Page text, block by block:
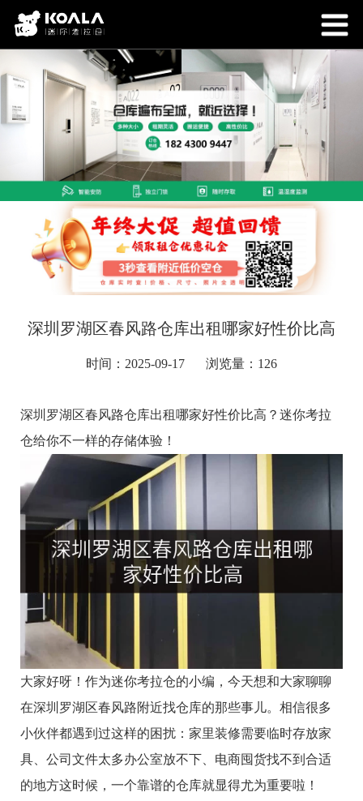
深圳罗湖区春风路仓库出租哪家好性价比高
时间：2025-09-17 浏览量：126
深圳罗湖区春风路仓库出租哪家好性价比高？迷你考拉
仓给你不一样的存储体验！
大家好呀！作为迷你考拉仓的小编，今天想和大家聊聊
在深圳罗湖区春风路附近找仓库的那些事儿。相信很多
小伙伴都遇到过这样的困扰：家里装修需要临时存放家
具、公司文件太多办公室放不下、电商囤货找不到合适
的地方这时候，一个靠谱的仓库就显得尤为重要啦！